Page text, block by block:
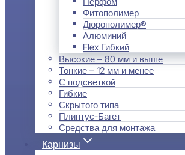
Фитополимер
Дюрополимер®
Алюминий
Flex Гибкий
Высокие – 80 мм и выше
Тонкие – 12 мм и менее
С подсветкой
Гибкие
Скрытого типа
Плинтус-Багет
Средства для монтажа
Карнизы